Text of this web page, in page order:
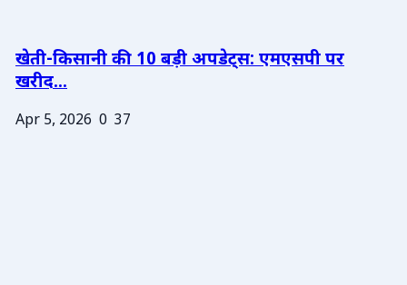
खेती-किसानी की 10 बड़ी अपडेट्स: एमएसपी पर
खरीद...
Apr 5, 2026 0 37